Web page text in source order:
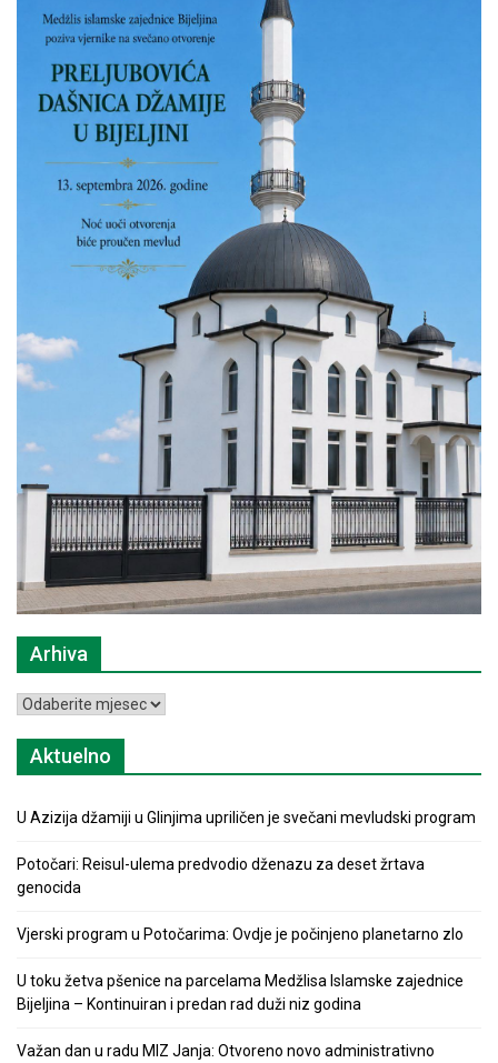
Arhiva
Arhiva
Aktuelno
U Azizija džamiji u Glinjima upriličen je svečani mevludski program
Potočari: Reisul-ulema predvodio dženazu za deset žrtava
genocida
Vjerski program u Potočarima: Ovdje je počinjeno planetarno zlo
U toku žetva pšenice na parcelama Medžlisa Islamske zajednice
Bijeljina – Kontinuiran i predan rad duži niz godina
Važan dan u radu MIZ Janja: Otvoreno novo administrativno